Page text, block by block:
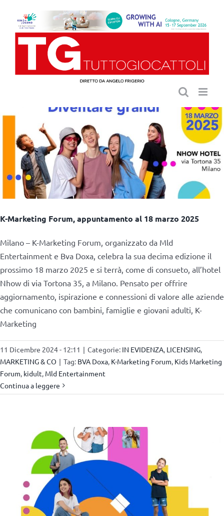
contenuto
K-Marketing Forum, appuntamento al 18 marzo 2025
Milano – K-Marketing Forum, organizzato da Mld
Entertainment e Bva Doxa, celebra la sua decima edizione il
prossimo 18 marzo 2025 e si terrà, come di consueto, all’hotel
Nhow di via Tortona 35, a Milano. Pensato per offrire
aggiornamento, ispirazione e connessioni di valore alle aziende
che comunicano con bambini, famiglie e giovani adulti, K-
Marketing
11 Dicembre 2024 - 12:11 | Categorie: IN EVIDENZA LICENSING
MARKETING & CO | Tag: BVA Doxa K-Marketing Forum Kids Marketing
Forum kidult Mld Entertainment
Continua a leggere